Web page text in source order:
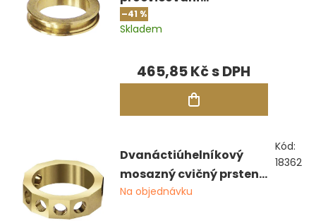
–41 %
zasazování do obruby, 3
mm čtvercový
Skladem
465,85 Kč
Dvanáctiúhelníkový
mosazný cvičný prsten,
6 otvorů pro 5 mm
Na objednávku
Kód:
18362